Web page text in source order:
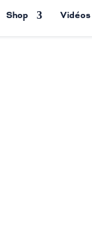
Shop Vidéos